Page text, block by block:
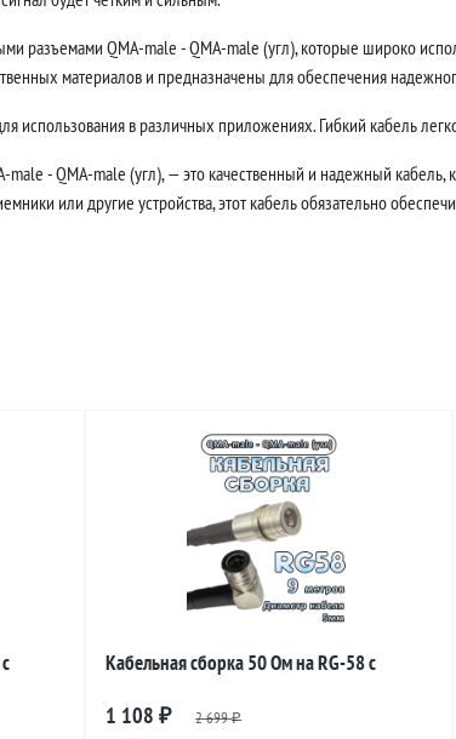
разъемами QMA-male - QMA-male (угл), которые широко
материалов и предназначены для обеспечения
использования в различных приложениях. Гибкий кабель
male - QMA-male (угл), — это качественный и надежный
или другие устройства, этот кабель обязательно
Кабельная сборка 50 Ом на RG-58 с
(угловой), 9 метров
1 108₽ 2 699₽